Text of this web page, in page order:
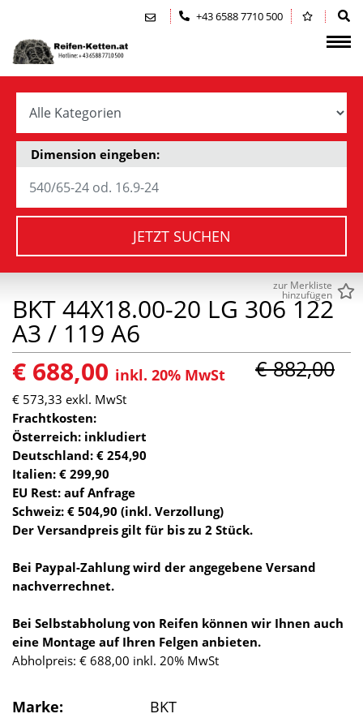
Zum Inhalt springen (Alt+0)
Zum Hauptmenü springen (Alt+1)+43 6588 7710 500
Dimension eingeben:
JETZT SUCHEN
zur Merkliste
hinzufügen
BKT 44X18.00-20 LG 306 122
A3 / 119 A6
€ 688,00 inkl. 20% MwSt € 882,00
€ 573,33 exkl. MwSt
Frachtkosten:
Österreich: inkludiert
Deutschland: € 254,90
Italien: € 299,90
EU Rest: auf Anfrage
Schweiz: € 504,90 (inkl. Verzollung)
Der Versandpreis gilt für bis zu 2 Stück.
Bei Paypal-Zahlung wird der angegebene Versand
nachverrechnet.
Bei Selbstabholung von Reifen können wir Ihnen auch
eine Montage auf Ihren Felgen anbieten.
Abholpreis: € 688,00 inkl. 20% MwSt
Marke:
BKT